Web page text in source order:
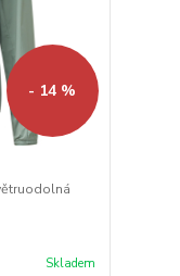
- 14 %
Skladem